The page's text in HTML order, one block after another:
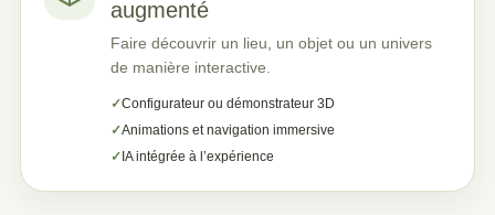
augmenté
Faire découvrir un lieu, un objet ou un univers
de manière interactive.
Configurateur ou démonstrateur 3D
Animations et navigation immersive
IA intégrée à l’expérience